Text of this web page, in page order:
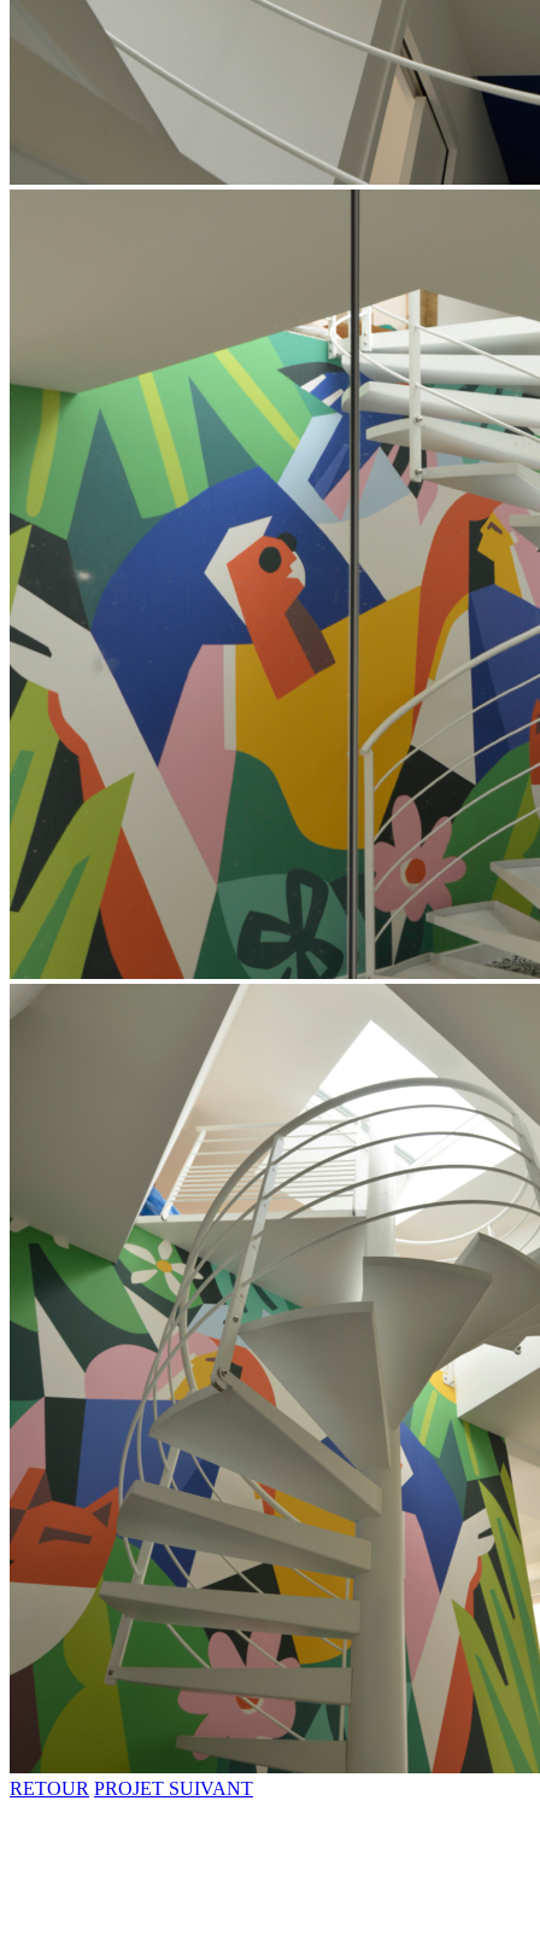
RETOUR PROJET SUIVANT